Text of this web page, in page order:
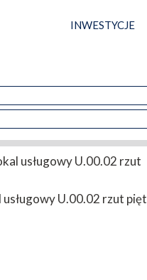
INWESTYCJE